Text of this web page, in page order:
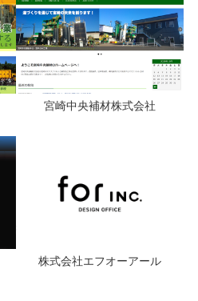
宮崎中央補材株式会社
株式会社エフオーアール